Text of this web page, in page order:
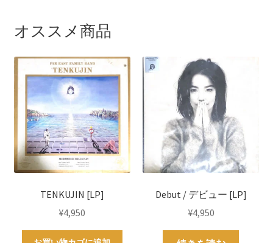
オススメ商品
TENKUJIN [LP]
¥4,950
Debut / デビュー [LP]
¥4,950